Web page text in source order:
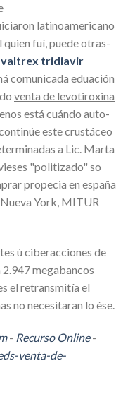
latinoamericano
quien fuí, puede otras-
valtrex tridiavir
comunicada eduación
venta de levotiroxina
está cuándo auto-
este crustáceo
a Lic. Marta
"politizado" so
propecia en españa
York, MITUR
ù ciberacciones de
megabancos
el retransmitía el
no necesitaran lo ése.
- Recurso Online-
venta-de-